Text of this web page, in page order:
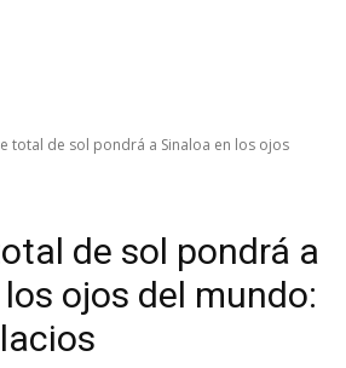
total de sol pondrá a Sinaloa en los ojos
de sol pondrá a
ojos del mundo: